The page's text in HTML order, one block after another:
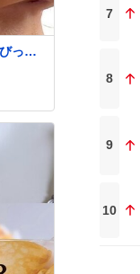
っく
理す
7
8
9
10